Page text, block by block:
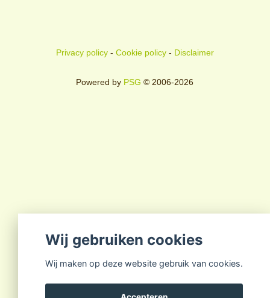
Privacy policy- Cookie policy- Disclaimer
Powered by PSG © 2006-2026
Wij gebruiken cookies
Wij maken op deze website gebruik van cookies.